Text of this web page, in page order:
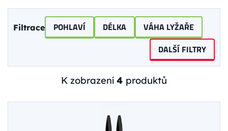
Filtrace POHLAVÍ DÉLKA
VÁHA LYŽAŘE
DALŠÍ FILTRY
K zobrazení 4 produktů